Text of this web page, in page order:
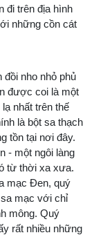
đi trên địa hình
những cồn cát
đồi nho nhỏ phủ
được coi là một
nhất trên thế
là bột sa thạch
tồn tại nơi đây.
- một ngôi làng
từ thời xa xưa.
mạc Đen, quý
mạc với chỉ
mông. Quý
rất nhiều những